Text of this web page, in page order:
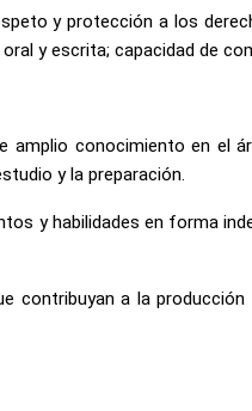
y protección a los
y escrita; capacidad de
conocimiento en el
y la preparación.
y habilidades en forma
contribuyan a la